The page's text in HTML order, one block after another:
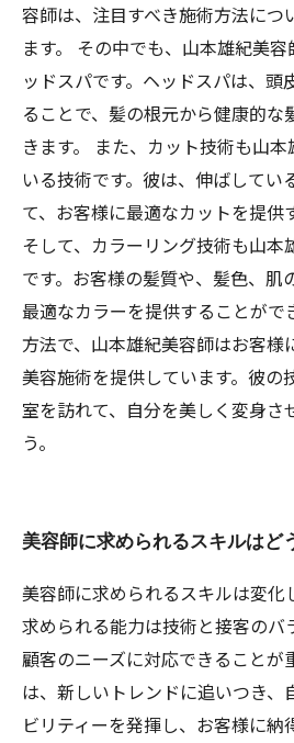
容師は、注目すべき施術方法につ
ます。 その中でも、山本雄紀美
ッドスパです。ヘッドスパは、頭
ることで、髪の根元から健康的な
きます。 また、カット技術も山
いる技術です。彼は、伸ばしてい
て、お客様に最適なカットを提供
そして、カラーリング技術も山本
です。お客様の髪質や、髪色、肌
最適なカラーを提供することがで
方法で、山本雄紀美容師はお客様
美容施術を提供しています。彼の
室を訪れて、自分を美しく変身さ
う。
美容師に求められるスキルはど
美容師に求められるスキルは変化
求められる能力は技術と接客のバ
顧客のニーズに対応できることが
は、新しいトレンドに追いつき、
ビリティーを発揮し、お客様に納